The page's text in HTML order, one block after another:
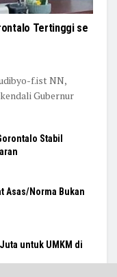
Tertinggi se
f.ist NN,
Gubernur
Stabil
Asas/Norma Bukan
untuk UMKM di